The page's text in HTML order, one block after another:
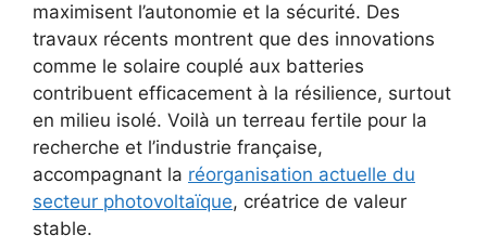
maximisent l’autonomie et la sécurité. Des
travaux récents montrent que des innovations
comme le solaire couplé aux batteries
contribuent efficacement à la résilience, surtout
en milieu isolé. Voilà un terreau fertile pour la
recherche et l’industrie française,
accompagnant la réorganisation actuelle du
secteur photovoltaïque, créatrice de valeur
stable.